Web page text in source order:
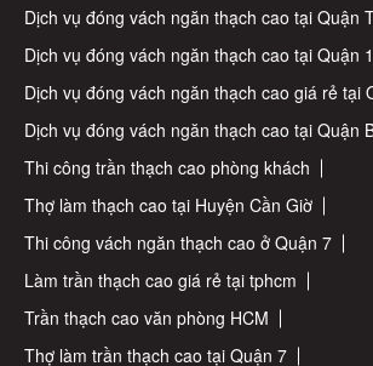
Dịch vụ đóng vách ngăn thạch cao tại Quận
Dịch vụ đóng vách ngăn thạch cao tại Quận
Dịch vụ đóng vách ngăn thạch cao giá rẻ tại
Dịch vụ đóng vách ngăn thạch cao tại Quận
Thi công trần thạch cao phòng khách
Thợ làm thạch cao tại Huyện Cần Giờ
Thi công vách ngăn thạch cao ở Quận 7
Làm trần thạch cao giá rẻ tại tphcm
Trần thạch cao văn phòng HCM
Thợ làm trần thạch cao tại Quận 7